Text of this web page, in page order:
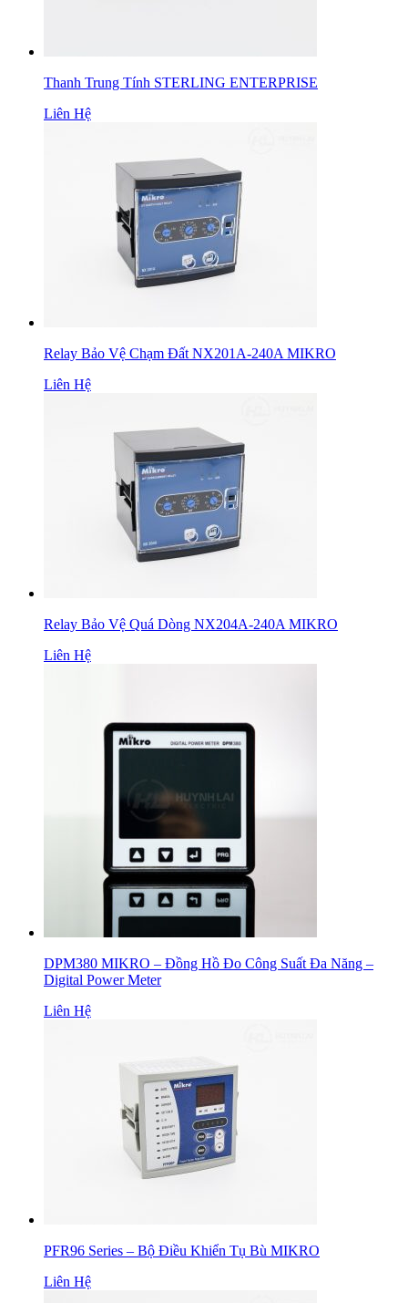
Thanh Trung Tính STERLING ENTERPRISE
Liên Hệ
Relay Bảo Vệ Chạm Đất NX201A-240A MIKRO
Liên Hệ
Relay Bảo Vệ Quá Dòng NX204A-240A MIKRO
Liên Hệ
DPM380 MIKRO – Đồng Hồ Đo Công Suất Đa Năng –
Digital Power Meter
Liên Hệ
PFR96 Series – Bộ Điều Khiển Tụ Bù MIKRO
Liên Hệ